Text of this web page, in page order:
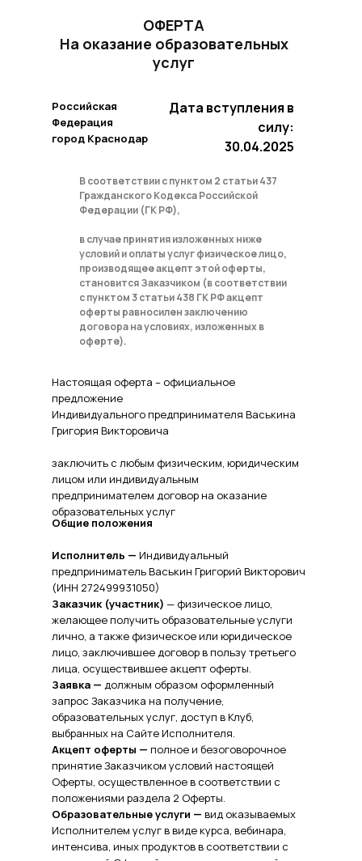
ОФЕРТА
На оказание образовательных
услуг
Общие положения
Исполнитель — Индивидуальный
предприниматель Васькин Григорий Викторович
(ИНН 272499931050)
Заказчик (участник) — физическое лицо,
желающее получить образовательные услуги
лично, а также физическое или юридическое
лицо, заключившее договор в пользу третьего
лица, осуществившее акцепт оферты.
Заявка — должным образом оформленный
запрос Заказчика на получение,
образовательных услуг, доступ в Клуб,
выбранных на Сайте Исполнителя.
Акцепт оферты — полное и безоговорочное
принятие Заказчиком условий настоящей
Оферты, осуществленное в соответствии с
положениями раздела 2 Оферты.
Образовательные услуги — вид оказываемых
Исполнителем услуг в виде курса, вебинара,
интенсива, иных продуктов в соответствии с
Российская
Федерация
город Краснодар
Дата вступления в
силу:
30.04.2025
В соответствии с пунктом 2 статьи 437
Гражданского Кодекса Российской
Федерации (ГК РФ),
в случае принятия изложенных ниже
условий и оплаты услуг физическое лицо,
производящее акцепт этой оферты,
становится Заказчиком (в соответствии
с пунктом 3 статьи 438 ГК РФ акцепт
оферты равносилен заключению
договора на условиях, изложенных в
оферте).
Настоящая оферта – официальное
предложение
Индивидуального предпринимателя Васькина
Григория Викторовича
заключить с любым физическим, юридическим
лицом или индивидуальным
предпринимателем договор на оказание
образовательных услуг